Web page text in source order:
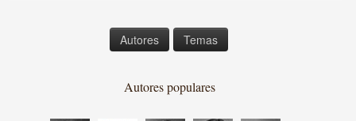
Autores Temas
Autores populares